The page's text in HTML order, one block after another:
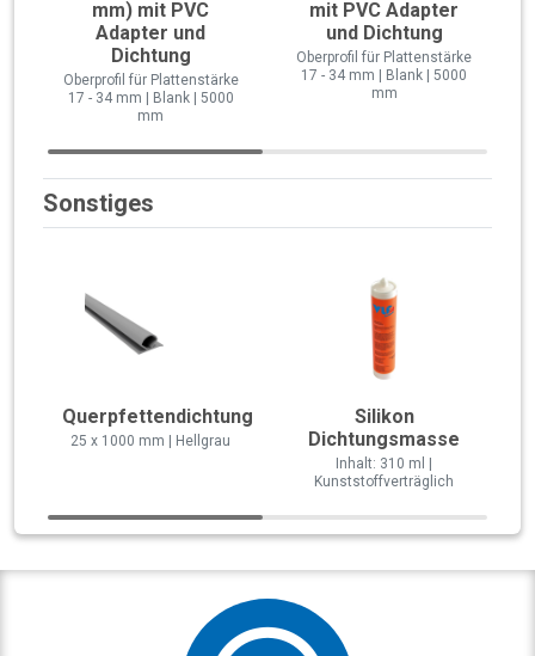
mm) mit PVC
Adapter und
Dichtung
Oberprofil für Plattenstärke
17 - 34 mm | Blank | 5000
mm
mit PVC Adapter
und Dichtung
Oberprofil für Plattenstärke
17 - 34 mm | Blank | 5000
mm
Sonstiges
Querpfettendichtung
25 x 1000 mm | Hellgrau
Silikon
Dichtungsmasse
Inhalt: 310 ml |
Kunststoffverträglich